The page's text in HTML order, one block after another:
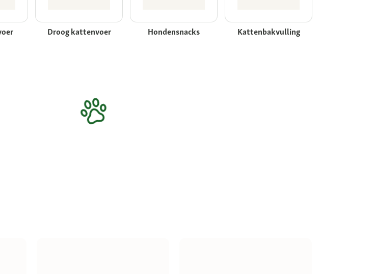
Droog kattenvoer Hondensnacks Kattenbakvulling